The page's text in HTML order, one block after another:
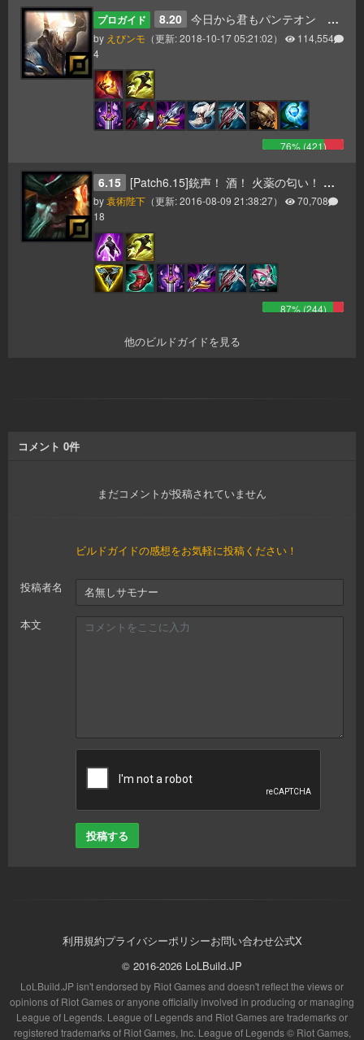
プロガイド 8.20 今日から君もパンテオン 更新8.20
by えびンモ （更新:2018-10-17 05:21:02）
114,554
4
76% (421)
6.15 [Patch6.15]銃声！ 酒！ 火薬の匂い！ そして一斉砲撃のお知らせだ！ ヤーハハーハー！
by 袁術陛下 （更新:2016-08-09 21:38:27）
70,708
18
87% (244)
他のビルドガイドを見る
コメント 0件
まだコメントが投稿されていません
ビルドガイドの感想をお気軽に投稿ください！
投稿者名
本文
投稿する
利用規約プライバシーポリシーお問い合わせ公式X
© 2016-2026 LoLBuild.JP
LoLBuild.JP isn't endorsed by Riot Games and doesn't reflect the views or
opinions of Riot Games or anyone officially involved in producing or managing
League of Legends. League of Legends and Riot Games are trademarks or
registered trademarks of Riot Games, Inc. League of Legends © Riot Games,